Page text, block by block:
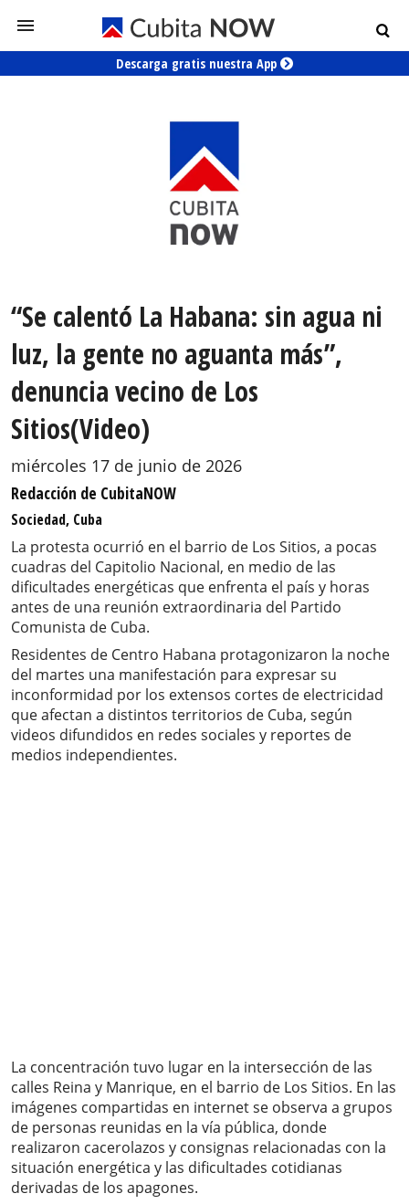
Descarga gratis nuestra App
“Se calentó La Habana: sin agua ni
luz, la gente no aguanta más”,
denuncia vecino de Los
Sitios(Video)
miércoles 17 de junio de 2026
Redacción de CubitaNOW
Sociedad, Cuba
La protesta ocurrió en el barrio de Los Sitios, a pocas
cuadras del Capitolio Nacional, en medio de las
dificultades energéticas que enfrenta el país y horas
antes de una reunión extraordinaria del Partido
Comunista de Cuba.
Residentes de Centro Habana protagonizaron la noche
del martes una manifestación para expresar su
inconformidad por los extensos cortes de electricidad
que afectan a distintos territorios de Cuba, según
videos difundidos en redes sociales y reportes de
medios independientes.
La concentración tuvo lugar en la intersección de las
calles Reina y Manrique, en el barrio de Los Sitios. En las
imágenes compartidas en internet se observa a grupos
de personas reunidas en la vía pública, donde
realizaron cacerolazos y consignas relacionadas con la
situación energética y las dificultades cotidianas
derivadas de los apagones.